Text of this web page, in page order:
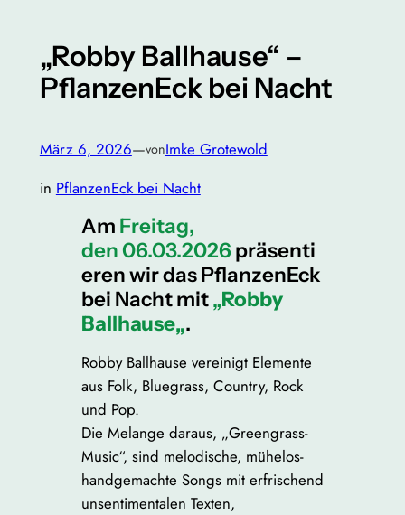
„Robby Ballhause“ –
PflanzenEck bei Nacht
März 6, 2026—vonImke Grotewold
in PflanzenEck bei Nacht
Am Freitag,
den 06.03.2026präsenti
eren wir das PflanzenEck
bei Nacht mit„Robby
Ballhause„.
Robby Ballhause vereinigt Elemente
aus Folk, Bluegrass, Country, Rock
und Pop.
Die Melange daraus, „Greengrass-
Music“, sind melodische, mühelos-
handgemachte Songs mit erfrischend
unsentimentalen Texten,